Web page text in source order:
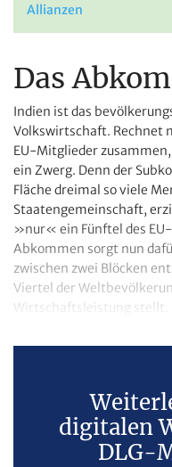
Allianzen
Das
Indien ist das
Volkswirtschaft. Rechnet
EU-Mitglieder
ein Zwerg. Denn der
Fläche dreimal so viele
Staatengemeinschaft,
»nur« ein Fünftel des
Abkommen sorgt nun
zwischen zwei Blöcken
Viertel der
Wirtschaftsleistung stellt.
digitalen
DLG-